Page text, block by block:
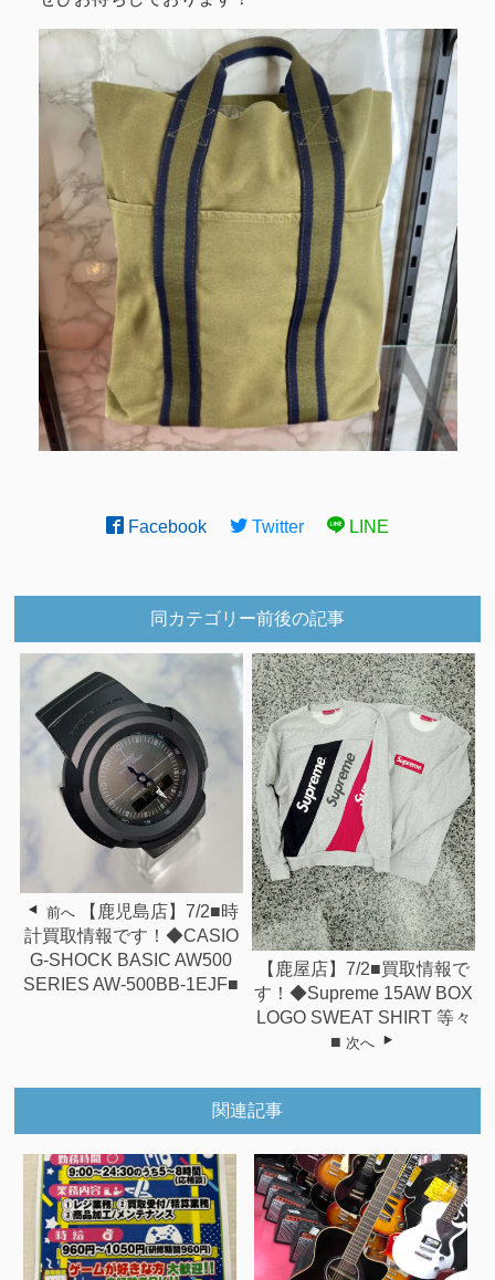
Facebook Twitter LINE
同カテゴリー前後の記事
前へ
【鹿児島店】7/2■時
計買取情報です！◆CASIO
G-SHOCK BASIC AW500
SERIES AW-500BB-1EJF■
【鹿屋店】7/2■買取情報で
す！◆Supreme 15AW BOX
LOGO SWEAT SHIRT 等々
■ 次へ
関連記事